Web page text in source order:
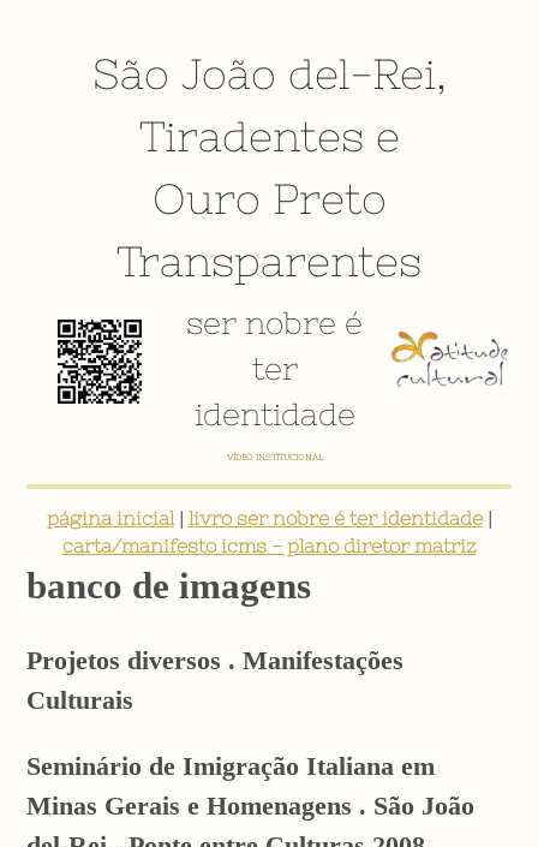
São João del-Rei,
Tiradentes e
Ouro Preto
Transparentes
ser nobre é
ter
identidade
VÍDEO INSTITUCIONAL
página inicial| livro ser nobre é ter identidade|
carta/manifesto icms - plano diretor matriz
banco de imagens
Projetos diversos . Manifestações
Culturais
Seminário de Imigração Italiana em
Minas Gerais e Homenagens . São João